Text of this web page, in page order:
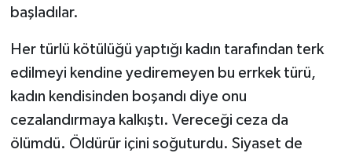
başladılar.
Her türlü kötülüğü yaptığı kadın tarafından terk
edilmeyi kendine yediremeyen bu errkek türü,
kadın kendisinden boşandı diye onu
cezalandırmaya kalkıştı. Vereceği ceza da
ölümdü. Öldürür içini soğuturdu. Siyaset de